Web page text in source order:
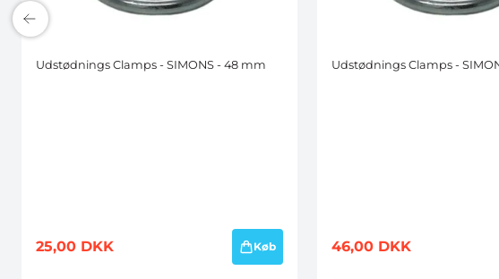
Udstødnings Clamps - SIMONS - 48 mm
25,00 DKK Køb
Udstødnings Clamps -
46,00 DKK